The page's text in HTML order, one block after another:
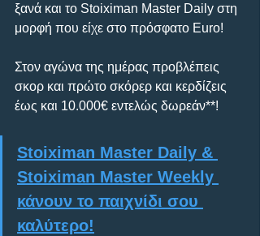
ξανά και το Stoiximan Master Daily στη
μορφή που είχε στο πρόσφατο Euro!
Στον αγώνα της ημέρας προβλέπεις
σκορ και πρώτο σκόρερ και κερδίζεις
έως και 10.000€ εντελώς δωρεάν**!
Stoiximan Master Daily &
Stoiximan Master Weekly
κάνουν το παιχνίδι σου
καλύτερο!